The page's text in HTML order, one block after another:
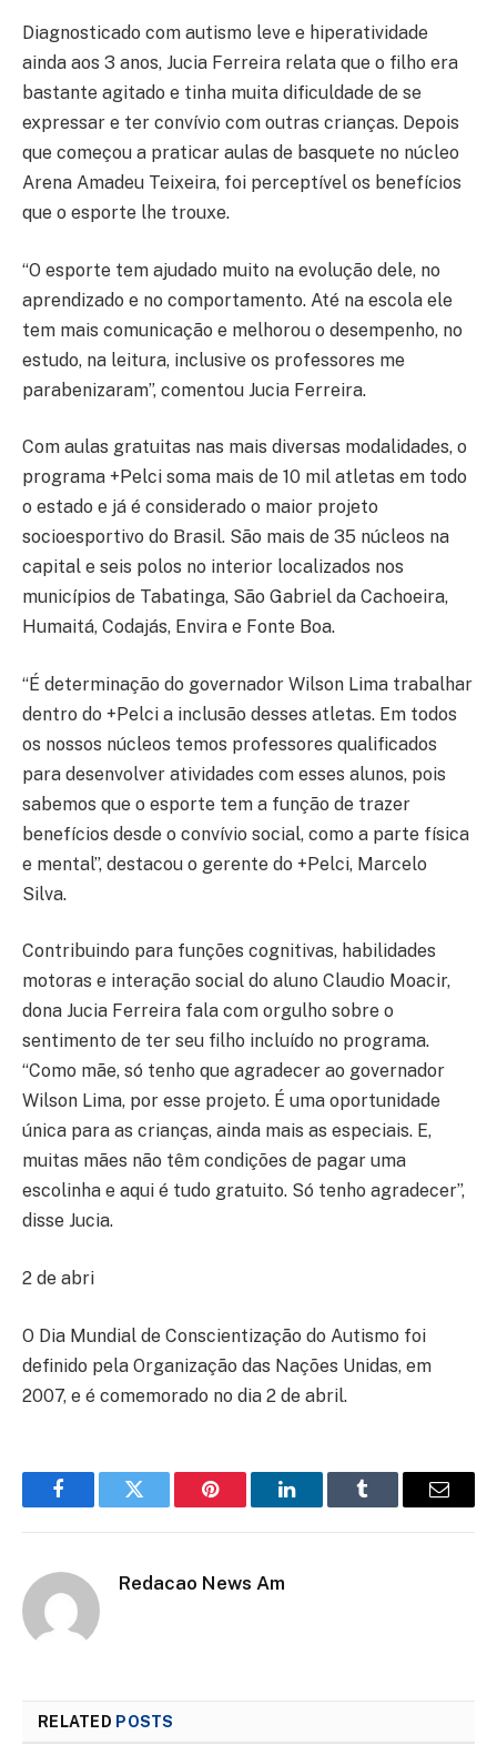
Diagnosticado com autismo leve e hiperatividade
ainda aos 3 anos, Jucia Ferreira relata que o filho era
bastante agitado e tinha muita dificuldade de se
expressar e ter convívio com outras crianças. Depois
que começou a praticar aulas de basquete no núcleo
Arena Amadeu Teixeira, foi perceptível os benefícios
que o esporte lhe trouxe.
“O esporte tem ajudado muito na evolução dele, no
aprendizado e no comportamento. Até na escola ele
tem mais comunicação e melhorou o desempenho, no
estudo, na leitura, inclusive os professores me
parabenizaram”, comentou Jucia Ferreira.
Com aulas gratuitas nas mais diversas modalidades, o
programa +Pelci soma mais de 10 mil atletas em todo
o estado e já é considerado o maior projeto
socioesportivo do Brasil. São mais de 35 núcleos na
capital e seis polos no interior localizados nos
municípios de Tabatinga, São Gabriel da Cachoeira,
Humaitá, Codajás, Envira e Fonte Boa.
“É determinação do governador Wilson Lima trabalhar
dentro do +Pelci a inclusão desses atletas. Em todos
os nossos núcleos temos professores qualificados
para desenvolver atividades com esses alunos, pois
sabemos que o esporte tem a função de trazer
benefícios desde o convívio social, como a parte física
e mental”, destacou o gerente do +Pelci, Marcelo
Silva.
Contribuindo para funções cognitivas, habilidades
motoras e interação social do aluno Claudio Moacir,
dona Jucia Ferreira fala com orgulho sobre o
sentimento de ter seu filho incluído no programa.
“Como mãe, só tenho que agradecer ao governador
Wilson Lima, por esse projeto. É uma oportunidade
única para as crianças, ainda mais as especiais. E,
muitas mães não têm condições de pagar uma
escolinha e aqui é tudo gratuito. Só tenho agradecer”,
disse Jucia.
2 de abri
O Dia Mundial de Conscientização do Autismo foi
definido pela Organização das Nações Unidas, em
2007, e é comemorado no dia 2 de abril.
FacebookTwitter Pinterest LinkedInTumblr Email
Redacao News Am
RELATED POSTS